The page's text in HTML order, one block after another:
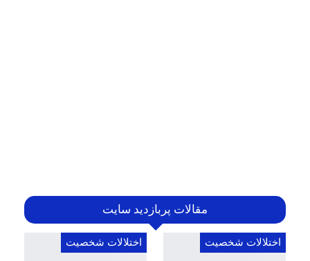
مقالات پربازدید سایت
اختلالات شخصیت اختلالات شخصیت